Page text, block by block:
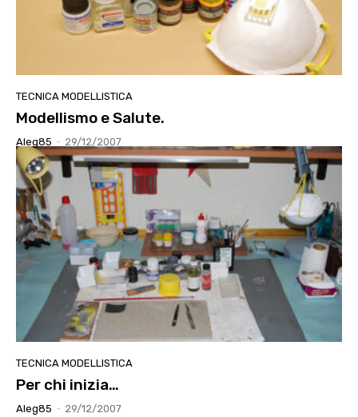
TECNICA MODELLISTICA
Modellismo e Salute.
Aleg85 - 29/12/2007
TECNICA MODELLISTICA
Per chi inizia…
Aleg85 - 29/12/2007